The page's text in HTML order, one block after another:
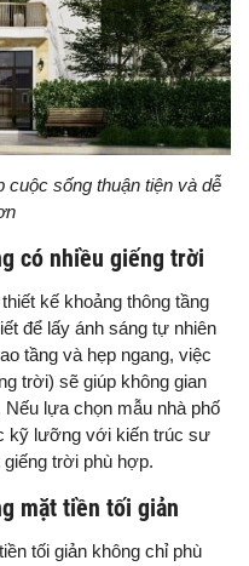
cuộc sống thuận tiện và dễ
có nhiều giếng trời
kế khoảng thông tầng
để lấy ánh sáng tự nhiên
tầng và hẹp ngang, việc
trời) sẽ giúp không gian
lựa chọn mẫu nhà phố
kỹ lưỡng với kiến trúc sư
trời phù hợp.
mặt tiền tối giản
tối giản không chỉ phù